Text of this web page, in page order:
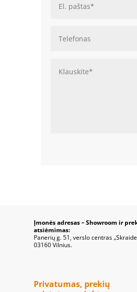
Įmonės adresas – Showroom ir
atsiėmimas:
Panerių g. 51, verslo centras
03160 Vilnius.
Privatumas, prekių